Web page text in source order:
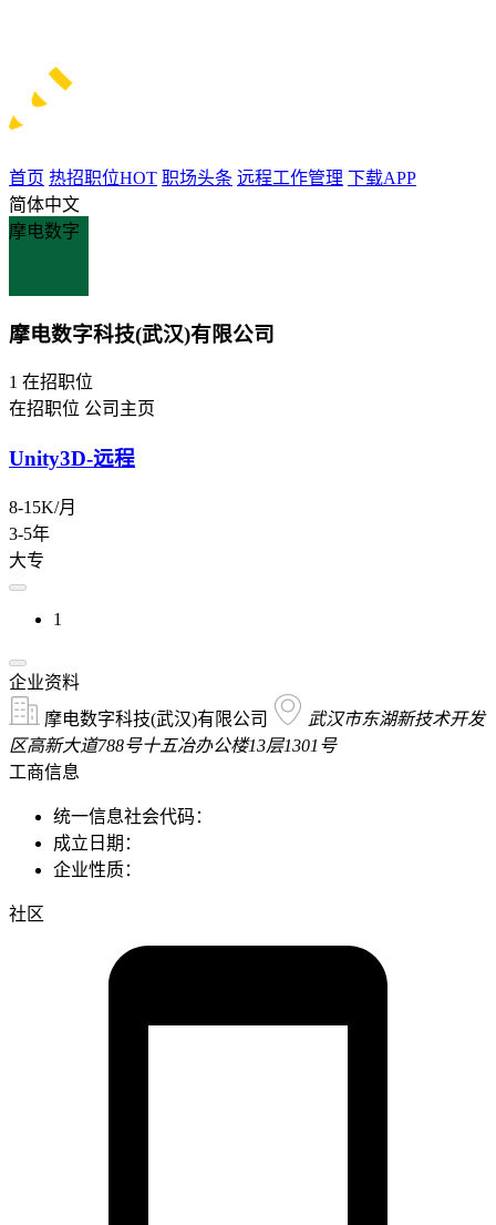
首页 热招职位HOT 职场头条 远程工作管理 下载APP
简体中文
摩电数字
摩电数字科技(武汉)有限公司
1 在招职位
在招职位 公司主页
Unity3D-远程
8-15K/月
3-5年
大专
1
企业资料
摩电数字科技(武汉)有限公司
武汉市东湖新技术开发
区高新大道788号十五冶办公楼13层1301号
工商信息
统一信息社会代码：
成立日期：
企业性质：
社区